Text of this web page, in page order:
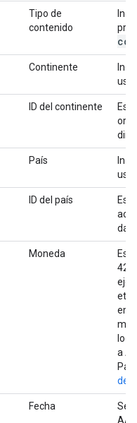
Tipo de
contenido
Continente
ID del continente
Es
País
ID del país
Es
da
Moneda
Es
a
de
Fecha
Se